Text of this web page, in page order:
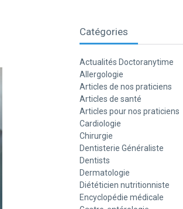
Catégories
Actualités Doctoranytime
Allergologie
Articles de nos praticiens
Articles de santé
Articles pour nos praticiens
Cardiologie
Chirurgie
Dentisterie Généraliste
Dentists
Dermatologie
Diététicien nutritionniste
Encyclopédie médicale